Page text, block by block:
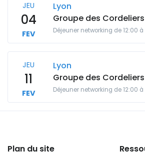
JEU
04
FEV
Lyon
Groupe des Cordeliers
Déjeuner networking de 12:00 à
JEU
11
FEV
Lyon
Groupe des Cordeliers
Déjeuner networking de 12:00 à
Plan du site